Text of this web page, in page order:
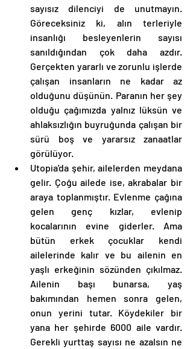
sayısız dilenciyi de unutmayın.
Göreceksiniz ki, alın terleriyle
insanlığı besleyenlerin sayısı
sanıldığından çok daha azdır.
Gerçekten yararlı ve zorunlu işlerde
çalışan insanların ne kadar az
olduğunu düşünün. Paranın her şey
olduğu çağımızda yalnız lüksün ve
ahlaksızlığın buyruğunda çalışan bir
sürü boş ve yararsız zanaatlar
görülüyor.
Utopia'da şehir, ailelerden meydana
gelir. Çoğu ailede ise, akrabalar bir
araya toplanmıştır. Evlenme çağına
gelen genç kızlar, evlenip
kocalarının evine giderler. Ama
bütün erkek çocuklar kendi
ailelerinde kalır ve bu ailenin en
yaşlı erkeğinin sözünden çıkılmaz.
Ailenin başı bunarsa, yaş
bakımından hemen sonra gelen,
onun yerini tutar. Köydekiler bir
yana her şehirde 6000 aile vardır.
Gerekli yurttaş sayısı ne azalsın ne